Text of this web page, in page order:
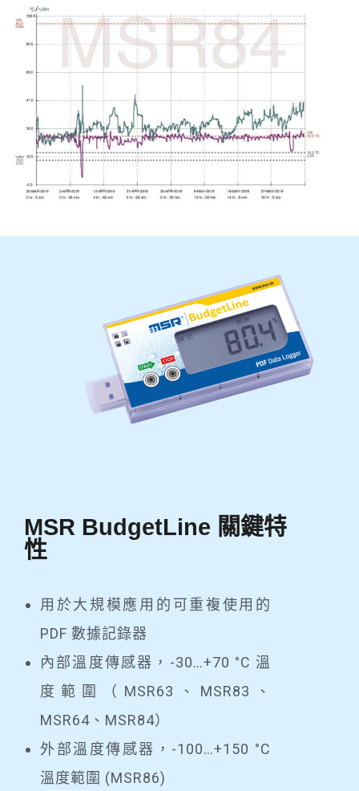
MSR BudgetLine 關鍵特
性
用於大規模應用的可重複使用的
PDF 數據記錄器
內部溫度傳感器，-30…+70 °C 溫
度範圍（MSR63、MSR83、
MSR64、MSR84）
外部溫度傳感器，-100…+150 °C
溫度範圍 (MSR86)